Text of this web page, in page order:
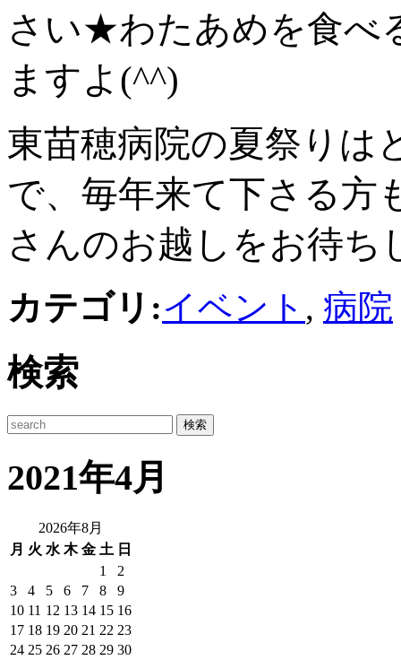
さい★わたあめを食べ
ますよ(^^)
東苗穂病院の夏祭りは
で、毎年来て下さる方
さんのお越しをお待ち
カテゴリ:イベント , 病院
検索
2021年4月
2026年8月
月 火 水 木 金 土 日
1
2
3
4 5 6 7 8
9
10 11 12 13 14 15 16
17 18 19 20 21 22 23
24 25 26 27 28 29 30